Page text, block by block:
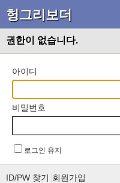
헝그리보더
권한이 없습니다.
아이디
비밀번호
로그인 유지
ID/PW 찾기 회원가입